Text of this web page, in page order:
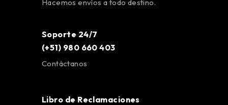
Hacemos envíos a todo destino.
Soporte 24/7
(+51) 980 660 403
Contáctanos
Libro de Reclamaciones